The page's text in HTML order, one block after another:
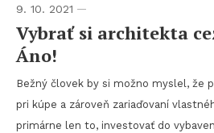
9. 10. 2021
Vybrať si architekta
Áno!
Bežný človek by si možno myslel, že
pri kúpe a zároveň zariaďovaní
primárne len to, investovať do